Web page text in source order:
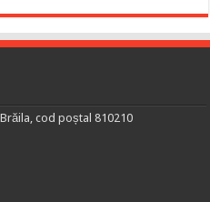
cod poștal 810210